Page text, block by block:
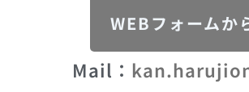
WEBフォームか
Mail：